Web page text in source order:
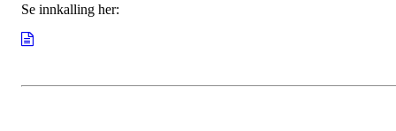
Se innkalling her: